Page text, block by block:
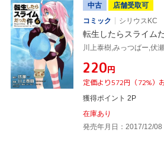
中古
店舗受取可
コミック
シリウスKC
転生したらスライム
川上泰樹,みっつばー,伏瀬
¥220円
定価より572円（72%）
獲得ポイント 2P
在庫あり
発売年月日：2017/12/08